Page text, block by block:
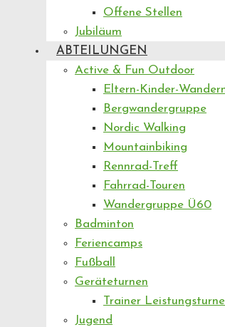
Offene Stellen
Jubiläum
ABTEILUNGEN
Active & Fun Outdoor
Eltern-Kinder-
Bergwandergruppe
Nordic Walking
Mountainbiking
Rennrad-Treff
Fahrrad-Touren
Wandergruppe Ü60
Badminton
Feriencamps
Fußball
Geräteturnen
Trainer
Jugend